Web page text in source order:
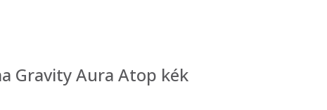
Gravity Aura Atop kék